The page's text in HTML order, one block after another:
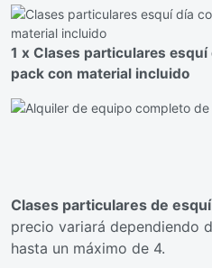
1 x Clases particulares
pack con material incluido
Clases particulares de esquí
precio variará dependiendo
hasta un máximo de 4.